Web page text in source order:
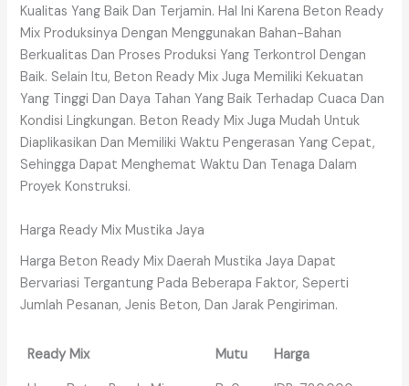
Kualitas Yang Baik Dan Terjamin. Hal Ini Karena Beton Ready
Mix Produksinya Dengan Menggunakan Bahan-Bahan
Berkualitas Dan Proses Produksi Yang Terkontrol Dengan
Baik. Selain Itu, Beton Ready Mix Juga Memiliki Kekuatan
Yang Tinggi Dan Daya Tahan Yang Baik Terhadap Cuaca Dan
Kondisi Lingkungan. Beton Ready Mix Juga Mudah Untuk
Diaplikasikan Dan Memiliki Waktu Pengerasan Yang Cepat,
Sehingga Dapat Menghemat Waktu Dan Tenaga Dalam
Proyek Konstruksi.
Harga Ready Mix Mustika Jaya
Harga Beton Ready Mix Daerah Mustika Jaya Dapat
Bervariasi Tergantung Pada Beberapa Faktor, Seperti
Jumlah Pesanan, Jenis Beton, Dan Jarak Pengiriman.
Ready Mix Mutu
Harga